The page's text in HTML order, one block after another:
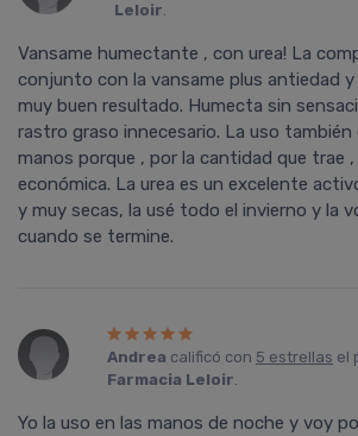
Leloir.
Vansame humectante , con urea! La
conjunto con la vansame plus antiedad
muy buen resultado. Humecta sin
rastro graso innecesario. La uso
manos porque , por la cantidad que trae
económica. La urea es un excelente
y muy secas, la usé todo el invierno y la
cuando se termine.
Andrea calificó con 5 estrellas el
Farmacia Leloir.
Yo la uso en las manos de noche y voy